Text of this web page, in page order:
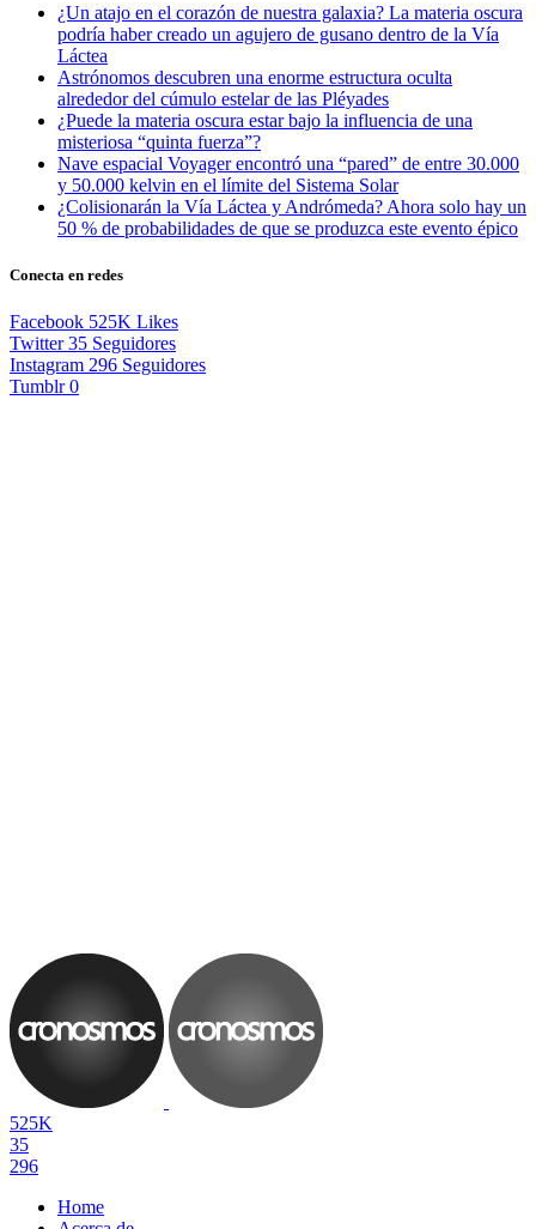
¿Un atajo en el corazón de nuestra galaxia? La materia oscura
podría haber creado un agujero de gusano dentro de la Vía
Láctea
Astrónomos descubren una enorme estructura oculta
alrededor del cúmulo estelar de las Pléyades
¿Puede la materia oscura estar bajo la influencia de una
misteriosa “quinta fuerza”?
Nave espacial Voyager encontró una “pared” de entre 30.000
y 50.000 kelvin en el límite del Sistema Solar
¿Colisionarán la Vía Láctea y Andrómeda? Ahora solo hay un
50 % de probabilidades de que se produzca este evento épico
Conecta en redes
Facebook 525K Likes
Twitter 35 Seguidores
Instagram 296 Seguidores
Tumblr 0
525K
35
296
Home